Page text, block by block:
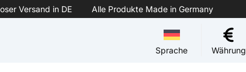
Versand in DE Alle Produkte Made in Germany
Sprache Währung